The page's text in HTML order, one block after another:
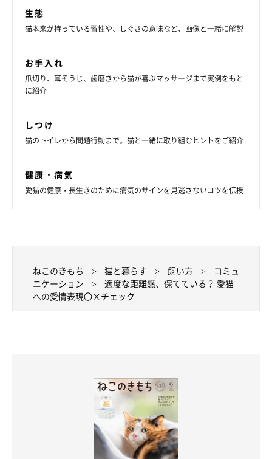
生態
猫本来が持っている習性や、しぐさの意味など、画像と一緒に解説
お手入れ
爪切り、耳そうじ、歯磨きから猫が喜ぶマッサージまで実例をもと
に紹介
しつけ
猫のトイレから問題行動まで。猫と一緒に取り組むヒントをご紹介
健康・病気
愛猫の健康・長生きのために病気のサインを見逃さないコツを伝授
ねこのきもち 猫と暮らす 飼い方
コミュ
ニケーション
適度な距離感、保てている？ 愛猫
への愛情表現〇×チェック